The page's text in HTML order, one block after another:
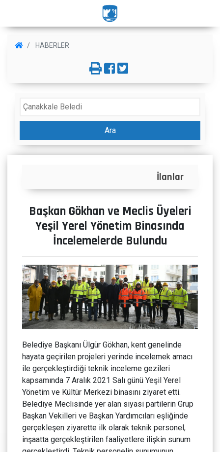
HABERLER
Ara
Başkan Gökhan ve Meclis Üyeleri
Yeşil Yerel Yönetim Binasında
İncelemelerde Bulundu
Belediye Başkanı Ülgür Gökhan, kent genelinde
hayata geçirilen projeleri yerinde incelemek amacı
ile gerçekleştirdiği teknik inceleme gezileri
kapsamında 7 Aralık 2021 Salı günü Yeşil Yerel
Yönetim ve Kültür Merkezi binasını ziyaret etti.
Belediye Meclisinde yer alan siyasi partilerin Grup
Başkan Vekilleri ve Başkan Yardımcıları eşliğinde
gerçekleşen ziyarette ilk olarak teknik personel,
inşaatta gerçekleştirilen faaliyetlere ilişkin sunum